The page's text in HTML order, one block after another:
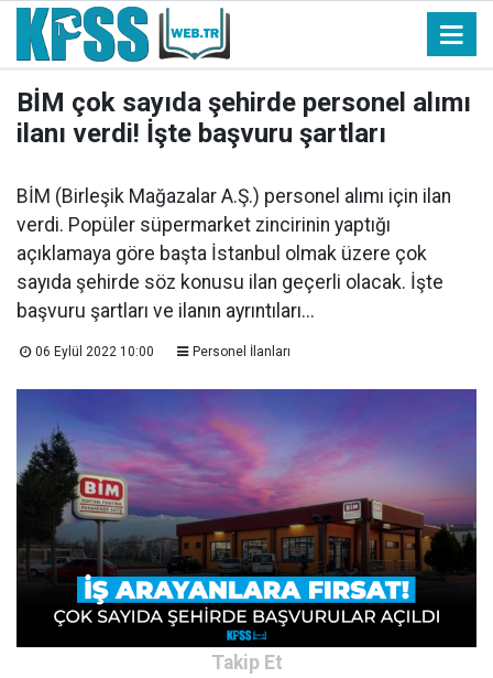
BİM çok sayıda şehirde personel alımı
ilanı verdi! İşte başvuru şartları
BİM (Birleşik Mağazalar A.Ş.) personel alımı için ilan
verdi. Popüler süpermarket zincirinin yaptığı
açıklamaya göre başta İstanbul olmak üzere çok
sayıda şehirde söz konusu ilan geçerli olacak. İşte
başvuru şartları ve ilanın ayrıntıları...
06 Eylül 2022 10:00 Personel İlanları